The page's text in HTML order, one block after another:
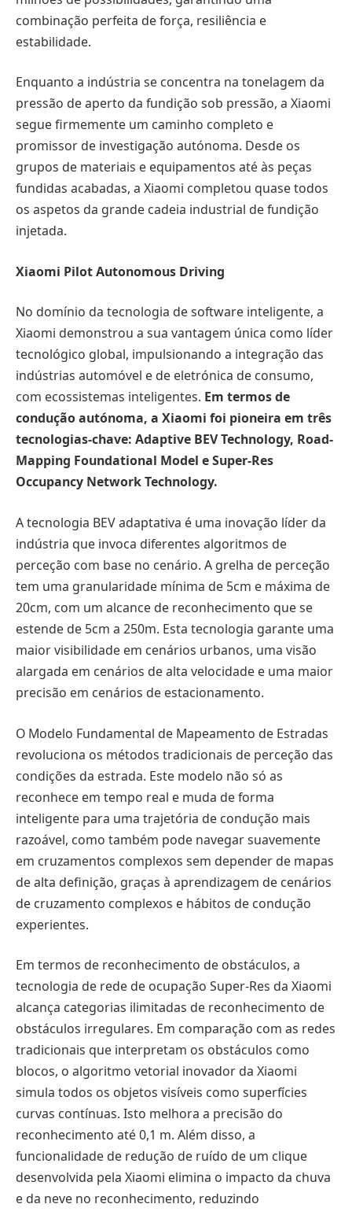
combinação perfeita de força, resiliência e
estabilidade.
Enquanto a indústria se concentra na tonelagem da
pressão de aperto da fundição sob pressão, a Xiaomi
segue firmemente um caminho completo e
promissor de investigação autónoma. Desde os
grupos de materiais e equipamentos até às peças
fundidas acabadas, a Xiaomi completou quase todos
os aspetos da grande cadeia industrial de fundição
injetada.
Xiaomi Pilot Autonomous Driving
No domínio da tecnologia de software inteligente, a
Xiaomi demonstrou a sua vantagem única como líder
tecnológico global, impulsionando a integração das
indústrias automóvel e de eletrónica de consumo,
com ecossistemas inteligentes. Em termos de
condução autónoma, a Xiaomi foi pioneira em três
tecnologias-chave: Adaptive BEV Technology, Road-
Mapping Foundational Model e Super-Res
Occupancy Network Technology.
A tecnologia BEV adaptativa é uma inovação líder da
indústria que invoca diferentes algoritmos de
perceção com base no cenário. A grelha de perceção
tem uma granularidade mínima de 5cm e máxima de
20cm, com um alcance de reconhecimento que se
estende de 5cm a 250m. Esta tecnologia garante uma
maior visibilidade em cenários urbanos, uma visão
alargada em cenários de alta velocidade e uma maior
precisão em cenários de estacionamento.
O Modelo Fundamental de Mapeamento de Estradas
revoluciona os métodos tradicionais de perceção das
condições da estrada. Este modelo não só as
reconhece em tempo real e muda de forma
inteligente para uma trajetória de condução mais
razoável, como também pode navegar suavemente
em cruzamentos complexos sem depender de mapas
de alta definição, graças à aprendizagem de cenários
de cruzamento complexos e hábitos de condução
experientes.
Em termos de reconhecimento de obstáculos, a
tecnologia de rede de ocupação Super-Res da Xiaomi
alcança categorias ilimitadas de reconhecimento de
obstáculos irregulares. Em comparação com as redes
tradicionais que interpretam os obstáculos como
blocos, o algoritmo vetorial inovador da Xiaomi
simula todos os objetos visíveis como superfícies
curvas contínuas. Isto melhora a precisão do
reconhecimento até 0,1 m. Além disso, a
funcionalidade de redução de ruído de um clique
desenvolvida pela Xiaomi elimina o impacto da chuva
e da neve no reconhecimento, reduzindo